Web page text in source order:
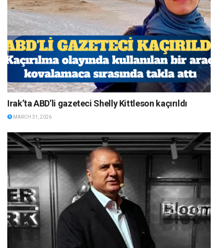
Irak’ta ABD’li gazeteci Shelly Kittleson kaçırıldı
MARCH 31, 2026